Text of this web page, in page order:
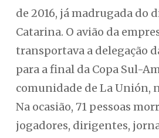
de 2016, já madrugada do
Catarina. O avião da
transportava a delegação
para a final da Copa Sul-
comunidade de La Unión,
Na ocasião, 71 pessoas
jogadores, dirigentes,